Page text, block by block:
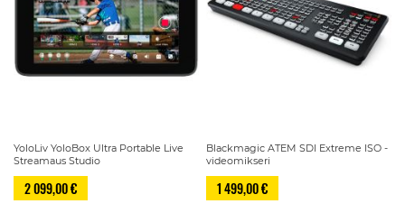
YoloLiv YoloBox Ultra Portable Live
Streamaus Studio
2 099,00 €
Blackmagic ATEM SDI Extreme ISO -
videomikseri
1 499,00 €